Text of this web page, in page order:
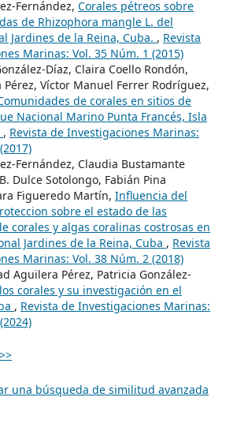
Fernández, Corales pétreos sobre
de Rhizophora mangle L. del
Jardines de la Reina, Cuba. , Revista
Marinas: Vol. 35 Núm. 1 (2015)
Díaz, Claira Coello Rondón,
Pérez, Víctor Manuel Ferrer Rodríguez,
de corales en sitios de
Nacional Marino Punta Francés, Isla
, Revista de Investigaciones Marinas:
Fernández, Claudia Bustamante
Dulce Sotolongo, Fabián Pina
Figueredo Martín, Influencia del
sobre el estado de las
corales y algas coralinas costrosas en
Jardines de la Reina, Cuba , Revista
Marinas: Vol. 38 Núm. 2 (2018)
Aguilera Pérez, Patricia González-
corales y su investigación en el
, Revista de Investigaciones Marinas:
>>
una búsqueda de similitud avanzada